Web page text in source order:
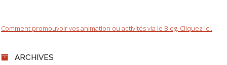
Comment promouvoir vos animation ou activités via le Blog. Cliquez ici.
ARCHIVES